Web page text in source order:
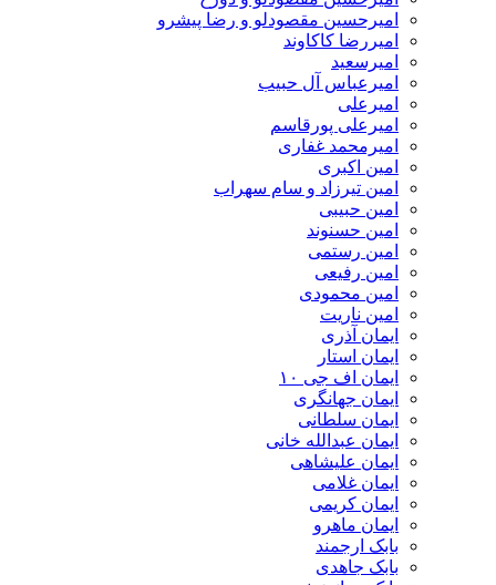
امیرحسین مقصودلو و رضا پیشرو
امیررضا کاکاوند
امیرسعید
امیرعباس آل حبیب
امیرعلی
امیرعلی پورقاسم
امیرمحمد غفاری
امین اکبری
امین تیرزاد و سام سهراب
امین حبیبی
امین حسنوند
امین رستمی
امین رفیعی
امین محمودی
امین ناریت
ایمان آذری
ایمان استار
ایمان اف جی ۱۰
ایمان جهانگری
ایمان سلطانی
ایمان عبدالله خانی
ایمان علیشاهی
ایمان غلامی
ایمان کریمی
ایمان ماهرو
بابک ارجمند
بابک جاهدی